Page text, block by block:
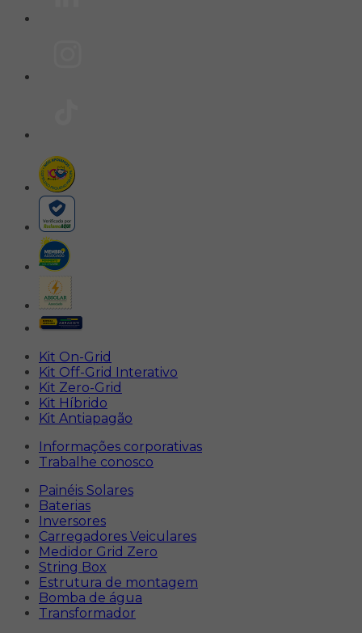
Kit On-Grid
Kit Off-Grid Interativo
Kit Zero-Grid
Kit Híbrido
Kit Antiapagão
Informações corporativas
Trabalhe conosco
Painéis Solares
Baterias
Inversores
Carregadores Veiculares
Medidor Grid Zero
String Box
Estrutura de montagem
Bomba de água
Transformador